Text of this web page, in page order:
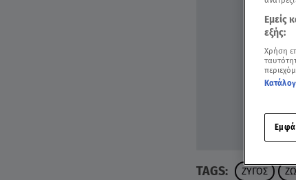
TAGS: ΖΥΓΟΣ
Εμείς
εξής:
Χρήση